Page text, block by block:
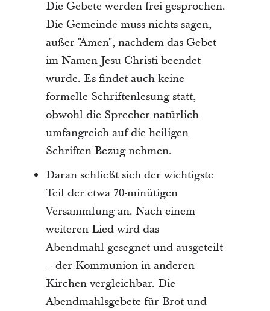
Die Gebete werden frei gesprochen.
Die Gemeinde muss nichts sagen,
außer "Amen", nachdem das Gebet
im Namen Jesu Christi beendet
wurde. Es findet auch keine
formelle Schriftenlesung statt,
obwohl die Sprecher natürlich
umfangreich auf die heiligen
Schriften Bezug nehmen.
Daran schließt sich der wichtigste
Teil der etwa 70-minütigen
Versammlung an. Nach einem
weiteren Lied wird das
Abendmahl gesegnet und ausgeteilt
– der Kommunion in anderen
Kirchen vergleichbar. Die
Abendmahlsgebete für Brot und